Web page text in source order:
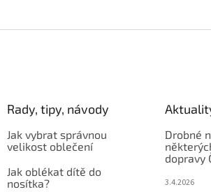
Rady, tipy, návody
Jak vybrat správnou
velikost oblečení
Jak oblékat dítě do
nosítka?
Drobné
dopravy
3.4.2026